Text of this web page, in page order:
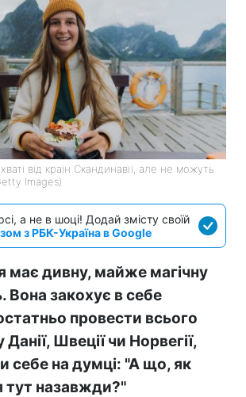
від країн Скандинавії, але не можуть
Images)
а не в шоці! Додай змісту своїй
з РБК-Україна в Google
має дивну, майже магічну
Вона закохує в себе
провести всього
Данії, Швеції чи Норвегії,
себе на думці: "А що, як
тут назавжди?"